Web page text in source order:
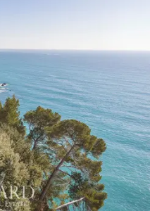
mukavuudet
sen
ruokaa.